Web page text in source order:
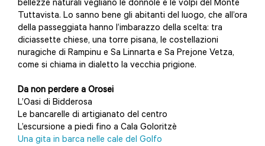
bellezze naturali vegliano le donnole e le volpi del Monte
Tuttavista. Lo sanno bene gli abitanti del luogo, che all’ora
della passeggiata hanno l’imbarazzo della scelta: tra
diciassette chiese, una torre pisana, le costellazioni
nuragiche di Rampinu e Sa Linnarta e Sa Prejone Vetza,
come si chiama in dialetto la vecchia prigione.
Da non perdere a Orosei
L’Oasi di Bidderosa
Le bancarelle di artigianato del centro
L’escursione a piedi fino a Cala Goloritzè
Una gita in barca nelle cale del Golfo